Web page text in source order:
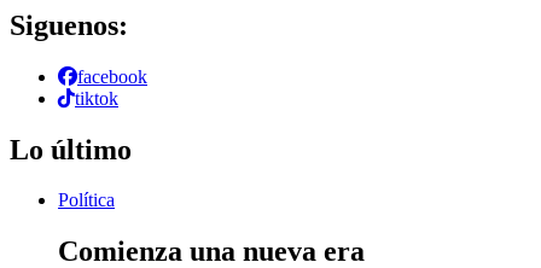
Siguenos:
facebook
tiktok
Lo último
Política
Comienza una nueva era